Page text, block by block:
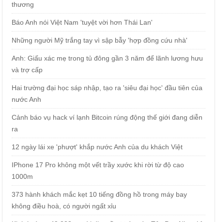
thương
Báo Anh nói Việt Nam 'tuyệt vời hơn Thái Lan'
Những người Mỹ trắng tay vì sập bẫy 'hợp đồng cứu nhà'
Anh: Giấu xác mẹ trong tủ đông gần 3 năm để lãnh lương hưu
và trợ cấp
Hai trường đại học sáp nhập, tạo ra 'siêu đại học' đầu tiên của
nước Anh
Cảnh báo vụ hack ví lạnh Bitcoin rúng động thế giới đang diễn
ra
12 ngày lái xe 'phượt' khắp nước Anh của du khách Việt
IPhone 17 Pro không một vết trầy xước khi rời từ độ cao
1000m
373 hành khách mắc kẹt 10 tiếng đồng hồ trong máy bay
không điều hoà, có người ngất xỉu